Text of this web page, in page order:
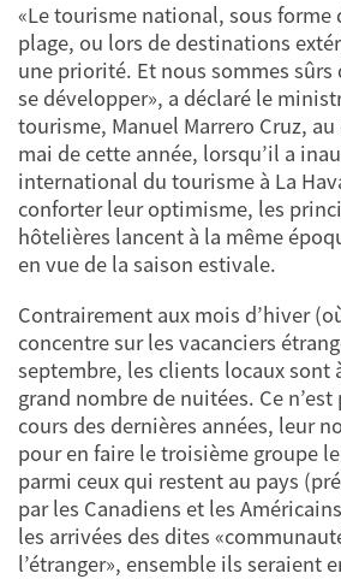
«Le tourisme national, sous forme
plage, ou lors de destinations
une priorité. Et nous sommes sûrs
se développer», a déclaré le
tourisme, Manuel Marrero Cruz,
mai de cette année, lorsqu’il a
international du tourisme à La
conforter leur optimisme, les
hôtelières lancent à la même
en vue de la saison estivale.
Contrairement aux mois d’hiver
concentre sur les vacanciers
septembre, les clients locaux sont
grand nombre de nuitées. Ce
cours des dernières années, leur
pour en faire le troisième groupe
parmi ceux qui restent au pays
par les Canadiens et les
les arrivées des dites
l’étranger», ensemble ils seraient